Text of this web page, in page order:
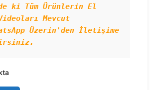
ki Tüm Ürünlerin El
Mevcut
Üzerin'den İletişime